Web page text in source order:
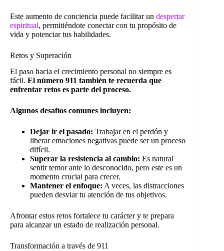
Este aumento de conciencia puede facilitar un despertar
espiritual, permitiéndote conectar con tu propósito de
vida y potenciar tus habilidades.
Retos y Superación
El paso hacia el crecimiento personal no siempre es
fácil. El número 911 también te recuerda que
enfrentar retos es parte del proceso.
Algunos desafíos comunes incluyen:
Dejar ir el pasado: Trabajar en el perdón y
liberar emociones negativas puede ser un proceso
difícil.
Superar la resistencia al cambio: Es natural
sentir temor ante lo desconocido, pero este es un
momento crucial para crecer.
Mantener el enfoque: A veces, las distracciones
pueden desviar tu atención de tus objetivos.
Afrontar estos retos fortalece tu carácter y te prepara
para alcanzar un estado de realización personal.
Transformación a través de 911